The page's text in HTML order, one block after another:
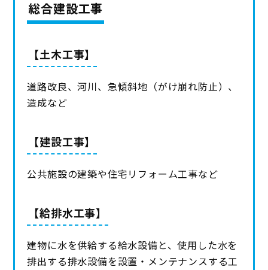
総合建設工事
【土木工事】
道路改良、河川、急傾斜地（がけ崩れ防止）、
造成など
【建設工事】
公共施設の建築や住宅リフォーム工事など
【給排水工事】
建物に水を供給する給水設備と、使用した水を
排出する排水設備を設置・メンテナンスする工